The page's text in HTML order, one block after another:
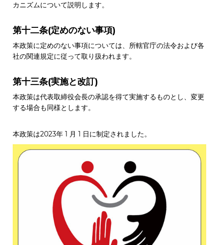
カニズムについて説明します。
第十二条(定めのない事項)
本政策に定めのない事項については、所轄官庁の法令および各
社の関連規定に従って取り扱われます。
第十三条(実施と改訂)
本政策は代表取締役会長の承認を得て実施するものとし、変更
する場合も同様とします。
本政策は2023年 1 月 1 日に制定されました。